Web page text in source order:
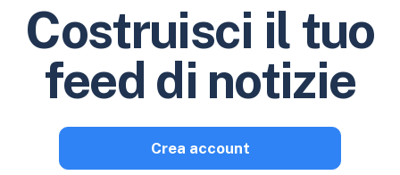
Costruisci il tuo
feed di notizie
Crea account